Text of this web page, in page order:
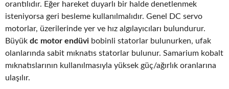
orantılıdır. Eğer hareket duyarlı bir halde denetlenmek
isteniyorsa geri besleme kullanılmalıdır. Genel DC servo
motorlar, üzerilerinde yer ve hız algılayıcıları bulundurur.
Büyük dc motor endüvi bobinli statorlar bulunurken, ufak
olanlarında sabit mıknatıs statorlar bulunur. Samarium kobalt
mıknatıslarının kullanılmasıyla yüksek güç/ağırlık oranlarına
ulaşılır.